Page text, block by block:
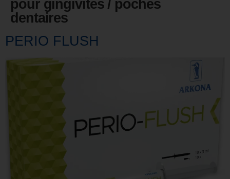
pour gingivites / poches
dentaires
PERIO FLUSH